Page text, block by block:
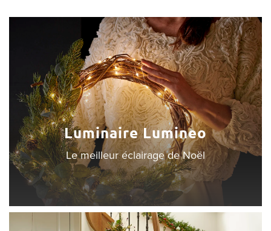
Luminaire Lumineo
Le meilleur éclairage de Noël